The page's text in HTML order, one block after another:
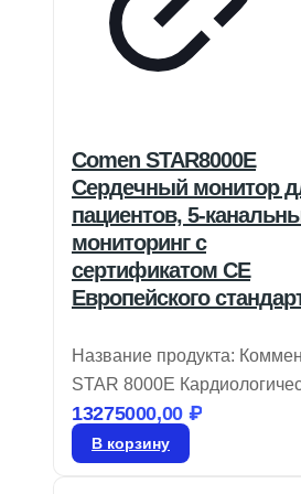
Comen STAR8000E
Сердечный монитор
пациентов, 5-
мониторинг с
сертификатом CE
Европейского
Название продукта:
STAR 8000E
монитор пациента Бренд:
Модель: STAR8000E
13275000,00 ₽
В корзину